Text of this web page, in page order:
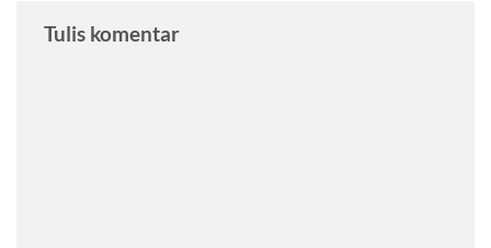
Tulis komentar